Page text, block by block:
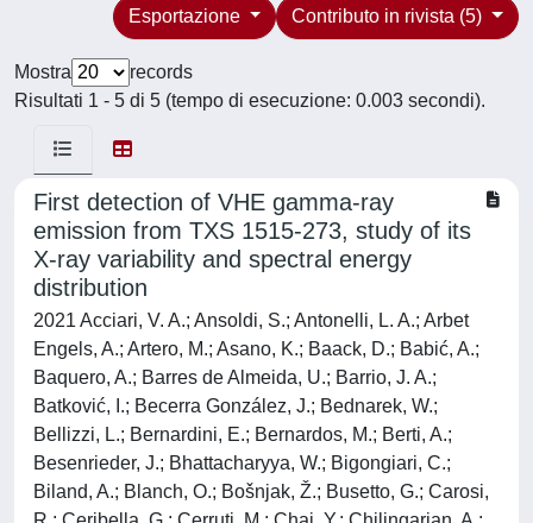
Contributo in rivista (5)
Esportazione
Mostra
records
Risultati 1 - 5 di 5 (tempo di esecuzione: 0.003 secondi).
First detection of VHE gamma-ray
emission from TXS 1515-273, study of its
X-ray variability and spectral energy
distribution
2021 Acciari, V. A.; Ansoldi, S.; Antonelli, L. A.; Arbet
Engels, A.; Artero, M.; Asano, K.; Baack, D.; Babić, A.;
Baquero, A.; Barres de Almeida, U.; Barrio, J. A.;
Batković, I.; Becerra González, J.; Bednarek, W.;
Bellizzi, L.; Bernardini, E.; Bernardos, M.; Berti, A.;
Besenrieder, J.; Bhattacharyya, W.; Bigongiari, C.;
Biland, A.; Blanch, O.; Bošnjak, Ž.; Busetto, G.; Carosi,